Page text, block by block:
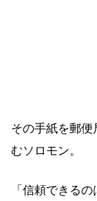
その手紙を郵
むソロモン。
「信頼できる